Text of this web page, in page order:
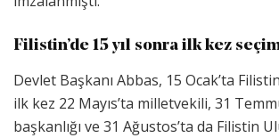
Filistin’de 15 yıl sonra ilk kez
Devlet Başkanı Abbas, 15 Ocak’ta
ilk kez 22 Mayıs’ta milletvekili, 31
başkanlığı ve 31 Ağustos’ta da Filistin